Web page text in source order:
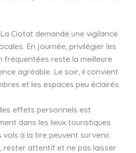
Ciotat demande une vigilance
En journée, privilégier les
fréquentées reste la meilleure
agréable. Le soir, il convient
et les espaces peu éclairés.
effets personnels est
dans les lieux touristiques
à la tire peuvent survenir.
rester attentif et ne pas laisser